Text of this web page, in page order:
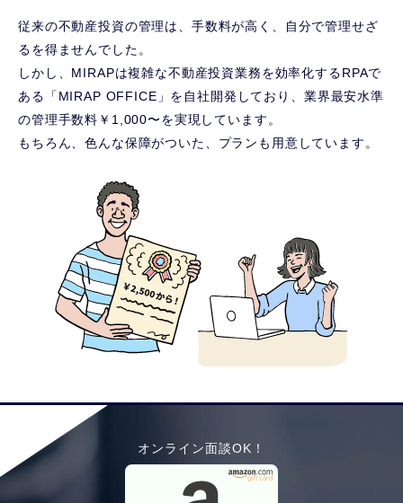
従来の不動産投資の管理は、手数料が高く、自分で管理せざ
るを得ませんでした。
しかし、MIRAPは複雑な不動産投資業務を効率化するRPAで
ある「MIRAP OFFICE」を自社開発しており、業界最安水準
の管理手数料￥1,000〜を実現しています。
もちろん、色んな保障がついた、プランも用意しています。
オンライン面談OK！